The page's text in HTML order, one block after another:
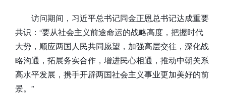
访问期间，习近平总书记同金正恩总书记达成重要
共识：“要从社会主义前途命运的战略高度，把握时代
大势，顺应两国人民共同愿望，加强高层交往，深化战
略沟通，拓展务实合作，增进民心相通，推动中朝关系
高水平发展，携手开辟两国社会主义事业更加美好的前
景。”